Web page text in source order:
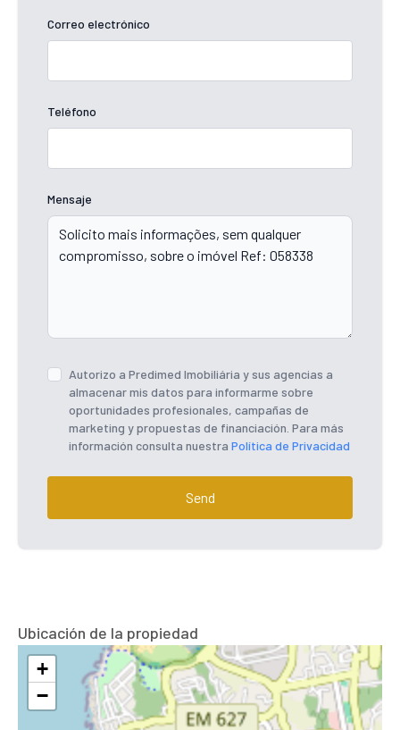
Correo electrónico
Teléfono
Mensaje
Autorizo ​​a Predimed Imobiliária y sus agencias a
almacenar mis datos para informarme sobre
oportunidades profesionales, campañas de
marketing y propuestas de financiación. Para más
información consulta nuestra Política de Privacidad
Send
Ubicación de la propiedad
+
−